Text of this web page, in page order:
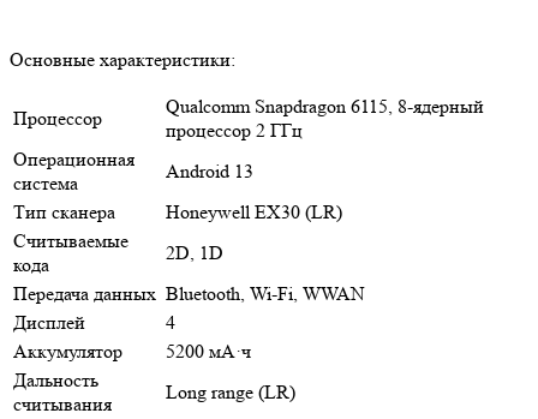
Основные характеристики:
Процессор
Qualcomm Snapdragon 6115, 8-ядерный
процессор 2 ГГц
Операционная
система
Android 13
Тип сканера
Honeywell EX30 (LR)
Считываемые
кода
2D, 1D
Передача данных Bluetooth, Wi-Fi, WWAN
Дисплей
4
Аккумулятор
5200 мА·ч
Дальность
считывания
Long range (LR)